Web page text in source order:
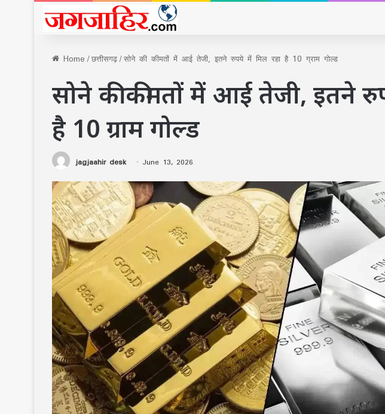
Home/छत्तीसगढ़/सोने की कीमतों में आई तेजी, इतने रुपये में मिल रहा है 10 ग्राम गोल्ड
सोने की कीमतों में आई तेजी, इतने
है 10 ग्राम गोल्ड
jagjaahir desk June 13, 2026